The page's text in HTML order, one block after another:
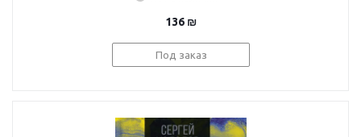
136 ₪
Под заказ